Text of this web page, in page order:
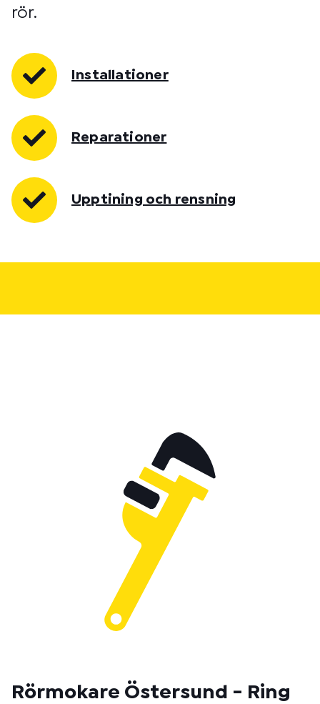
rör.
Installationer
Reparationer
Upptining och rensning
Rörmokare Östersund - Ring